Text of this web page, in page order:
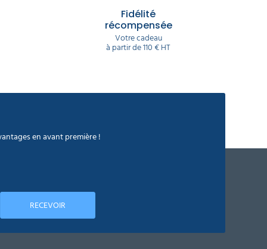
Fidélité
récompensée
Votre cadeau
à partir de 110 € HT
en avant première !
RECEVOIR